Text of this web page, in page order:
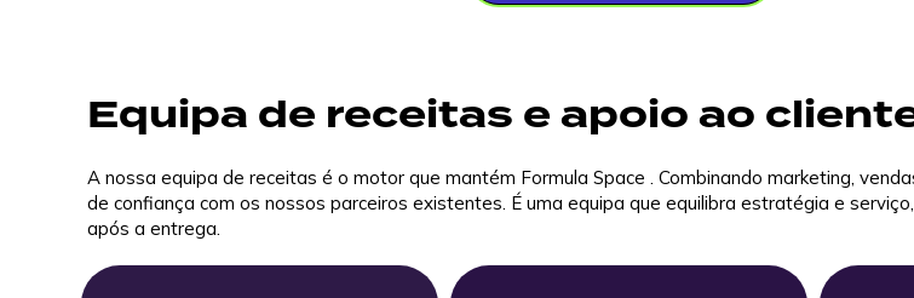
Equipa de receitas e apoio ao
A nossa equipa de receitas é o motor que mantém Formula Space . Combinando marketing,
de confiança com os nossos parceiros existentes. É uma equipa que equilibra estratégia e
após a entrega.